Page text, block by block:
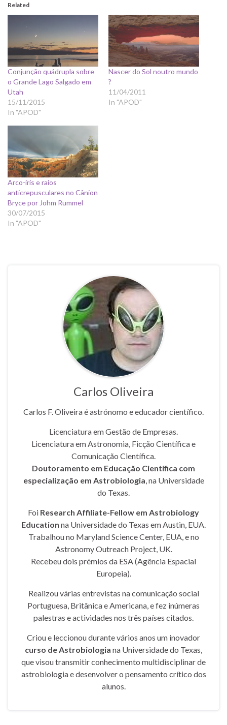
Related
Conjunção quádrupla sobre
o Grande Lago Salgado em
Utah
15/11/2015
In "APOD"
Nascer do Sol noutro mundo
?
11/04/2011
In "APOD"
Arco-íris e raios
anticrepusculares no Cânion
Bryce por Johm Rummel
30/07/2015
In "APOD"
Carlos Oliveira
Carlos F. Oliveira é astrónomo e educador científico.
Licenciatura em Gestão de Empresas.
Licenciatura em Astronomia, Ficção Científica e
Comunicação Científica.
Doutoramento em Educação Científica com
especialização em Astrobiologia, na Universidade
do Texas.
Foi Research Affiliate-Fellow em Astrobiology
Education na Universidade do Texas em Austin, EUA.
Trabalhou no Maryland Science Center, EUA, e no
Astronomy Outreach Project, UK.
Recebeu dois prémios da ESA (Agência Espacial
Europeia).
Realizou várias entrevistas na comunicação social
Portuguesa, Britânica e Americana, e fez inúmeras
palestras e actividades nos três países citados.
Criou e leccionou durante vários anos um inovador
curso de Astrobiologia na Universidade do Texas,
que visou transmitir conhecimento multidisciplinar de
astrobiologia e desenvolver o pensamento crítico dos
alunos.